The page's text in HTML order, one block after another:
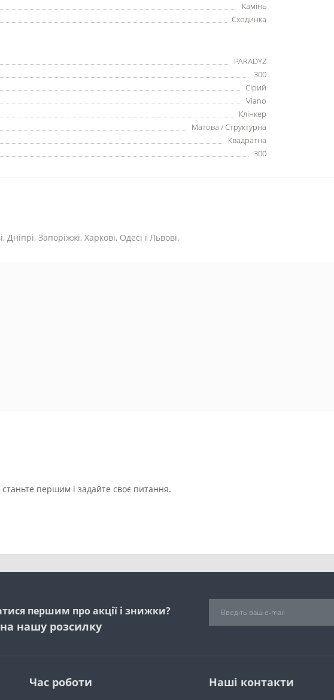
Камінь
Сходинка
PARADYZ
300
Сірий
Viano
Клінкер
Матова / Структурна
Квадратна
300
Запоріжжі, Харкові, Одесі і Львові.
першим і задайте своє питання.
першим про акції і знижки?
нашу розсилку
Час роботи Наші контакти